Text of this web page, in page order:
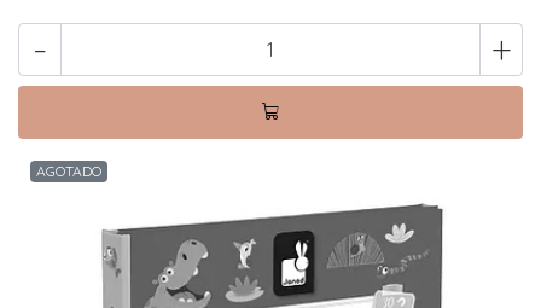
- +
AGOTADO